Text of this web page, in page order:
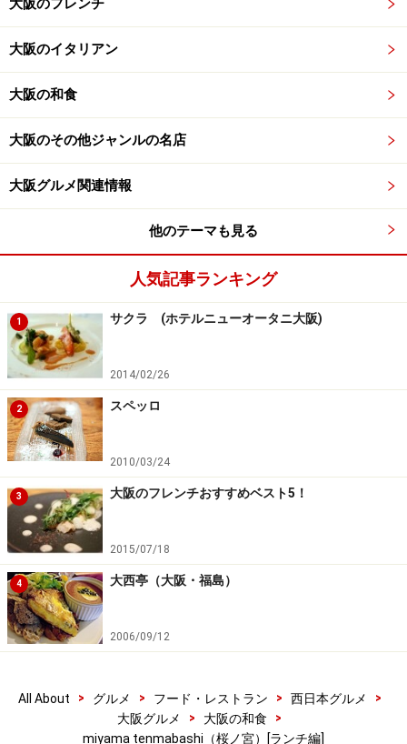
大阪のフレンチ
大阪のイタリアン
大阪の和食
大阪のその他ジャンルの名店
大阪グルメ関連情報
他のテーマも見る
人気記事ランキング
1 サクラ (ホテルニューオータニ大阪)
2014/02/26
2 スペッロ
2010/03/24
3 大阪のフレンチおすすめベスト5！
2015/07/18
4 大西亭（大阪・福島）
2006/09/12
All About > グルメ > フード・レストラン > 西日本グルメ
>
大阪グルメ
> 大阪の和食
>
miyama tenmabashi（桜ノ宮）[ランチ編]